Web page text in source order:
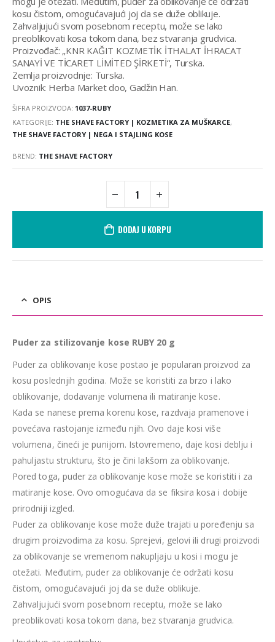
kosu čistom, omogućavajući joj da se duže oblikuje.
Zahvaljujući svom posebnom receptu, može se lako
preoblikovati kosa tokom dana, bez stvaranja grudvica.
Proizvođač: „KNR KAĞIT KOZMETİK İTHALAT İHRACAT
SANAYİ VE TİCARET LİMİTED ŞİRKETİ“, Turska.
Zemlja proizvodnje: Turska.
Uvoznik: Herba Market doo, Gadžin Han.
ŠIFRA PROIZVODA: 1037-RUBY
KATEGORIJE: THE SHAVE FACTORY | KOZMETIKA ZA MUŠKARCE,
THE SHAVE FACTORY | NEGA I STAJLING KOSE
BREND: THE SHAVE FACTORY
DODAJ U KORPU
OPIS
Puder za stilizovanje kose RUBY 20 g
Puder za oblikovanje kose postao je popularan proizvod za
kosu poslednjih godina. Može se koristiti za brzo i lako
oblikovanje, dodavanje volumena ili matiranje kose.
Kada se nanese prema korenu kose, razdvaja pramenove i
povećava rastojanje između njih. Ovo daje kosi više
volumena, čineći je punijom. Istovremeno, daje kosi deblju i
pahuljastu strukturu, što je čini lakšom za oblikovanje.
Pored toga, puder za oblikovanje kose može se koristiti i za
matiranje kose. Ovo omogućava da se fiksira kosa i dobije
prirodniji izgled.
Puder za oblikovanje kose može duže trajati u poređenju sa
drugim proizvodima za kosu. Sprejevi, gelovi ili drugi proizvodi
za oblikovanje se vremenom nakupljaju u kosi i mogu je
otežati. Međutim, puder za oblikovanje će održati kosu
čistom, omogućavajući joj da se duže oblikuje.
Zahvaljujući svom posebnom receptu, može se lako
preoblikovati kosa tokom dana, bez stvaranja grudvica.